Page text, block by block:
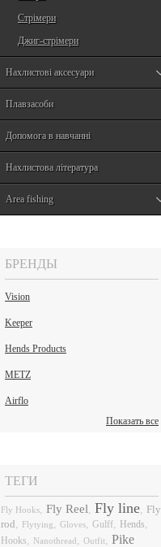
Стрімери
Джиг-стрімери
Нахлистові аксесуари
Плавзасоби
Допомога в навчанні
Нахлистова література
Area fishing
БРЕНДЫ
Vision
Keeper
Hends Products
METZ
Airflo
Показать все
ТЕГИ
Fly Hooks, Fly Reel, Fly line, Fly
rod, Flytying, Gloves, Gulff, Hends,
Hooks, Nanothread, Outfit, Pike